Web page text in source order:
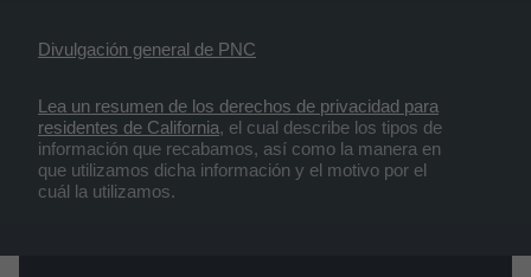
Divulgación general de PNC
Lea un resumen de los derechos de privacidad para
residentes de California, el cual describe los tipos de
información que recabamos, así como la manera en
que utilizamos dicha información y el motivo por el
cuál la utilizamos.